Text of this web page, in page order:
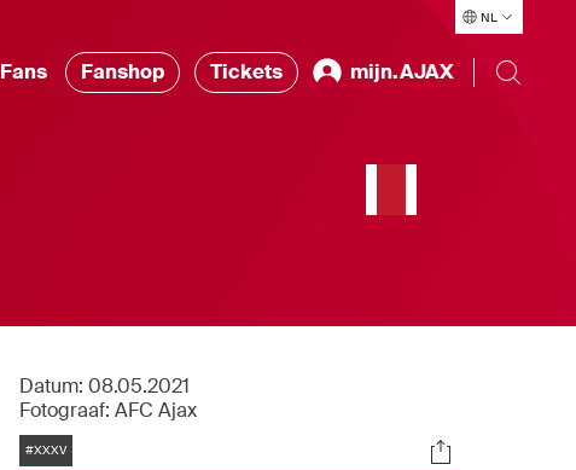
NL
Fans Fanshop Tickets mijn.AJAX
Datum: 08.05.2021
Fotograaf: AFC Ajax
Tags
#XXXV Socials